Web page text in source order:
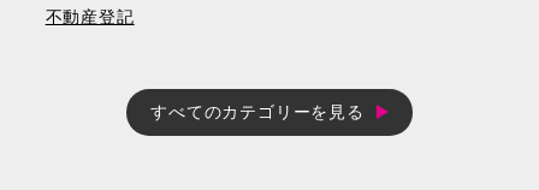
不動産登記
すべてのカテゴリーを見る